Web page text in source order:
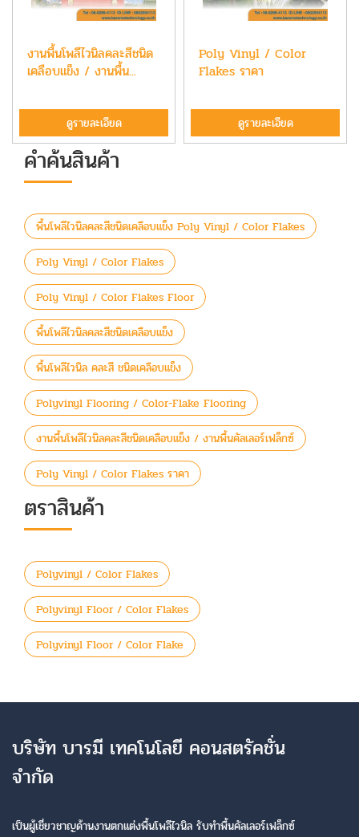
งานพื้นโพลีไวนิลคละสีชนิด
เคลือบแข็ง / งานพื้น...
ดูรายละเอียด
Poly Vinyl / Color
Flakes ราคา
ดูรายละเอียด
คำค้นสินค้า
พื้นโพลีไวนิลคละสีชนิดเคลือบแข็ง Poly Vinyl / Color Flakes
Poly Vinyl / Color Flakes
Poly Vinyl / Color Flakes Floor
พื้นโพลีไวนิลคละสีชนิดเคลือบแข็ง
พื้นโพลีไวนิล คละสี ชนิดเคลือบแข็ง
Polyvinyl Flooring / Color-Flake Flooring
งานพื้นโพลีไวนิลคละสีชนิดเคลือบแข็ง / งานพื้นคัลเลอร์เฟล็กซ์
Poly Vinyl / Color Flakes ราคา
ตราสินค้า
Polyvinyl / Color Flakes
Polyvinyl Floor / Color Flakes
Polyvinyl Floor / Color Flake
บริษัท บารมี เทคโนโลยี คอนสตรัคชั่น
จำกัด
เป็นผู้เชี่ยวชาญด้านงานตกแต่งพื้นโพลีไวนิล รับทำพื้นคัลเลอร์เฟล็กซ์